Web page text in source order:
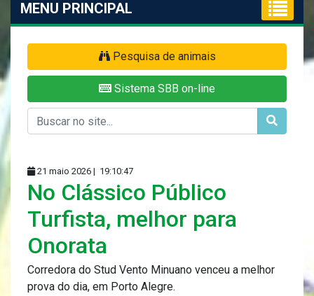
MENU PRINCIPAL
Pesquisa de animais
Sistema SBB on-line
21 maio 2026 | 19:10:47
No Clássico Público
Turfista, melhor para
Onorata
Corredora do Stud Vento Minuano venceu a melhor
prova do dia, em Porto Alegre.